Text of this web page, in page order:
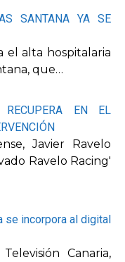
SANTANA YA SE
el alta hospitalaria
que…
EN EL
Javier Ravelo
Ravelo Racing'
se incorpora al digital
Canaria,